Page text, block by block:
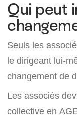
Qui peut
Seuls les
le dirigeant lui-
changement de
Les associés
collective en